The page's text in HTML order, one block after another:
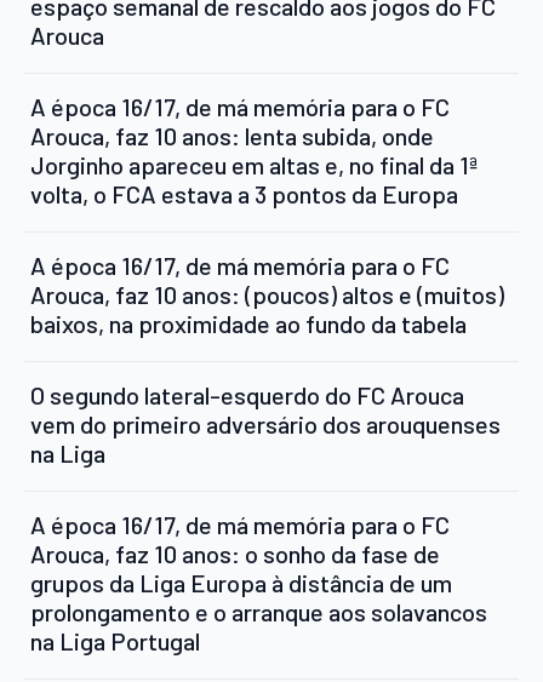
espaço semanal de rescaldo aos jogos do FC
Arouca
A época 16/17, de má memória para o FC
Arouca, faz 10 anos: lenta subida, onde
Jorginho apareceu em altas e, no final da 1ª
volta, o FCA estava a 3 pontos da Europa
A época 16/17, de má memória para o FC
Arouca, faz 10 anos: (poucos) altos e (muitos)
baixos, na proximidade ao fundo da tabela
O segundo lateral-esquerdo do FC Arouca
vem do primeiro adversário dos arouquenses
na Liga
A época 16/17, de má memória para o FC
Arouca, faz 10 anos: o sonho da fase de
grupos da Liga Europa à distância de um
prolongamento e o arranque aos solavancos
na Liga Portugal